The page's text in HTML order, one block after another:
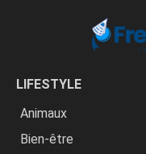
LIFESTYLE
Animaux
Bien-être